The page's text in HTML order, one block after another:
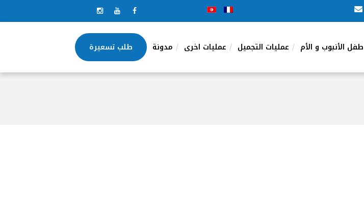
طفل الأنبوب و الأم عمليات التجميل عمليات اخرى مدونة طلب تسعيرة